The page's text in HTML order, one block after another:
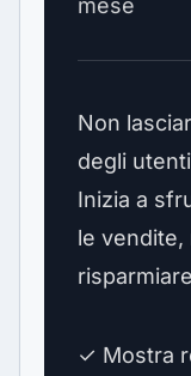
Non
degli
Inizia a
le vendite,
✓ Mostra